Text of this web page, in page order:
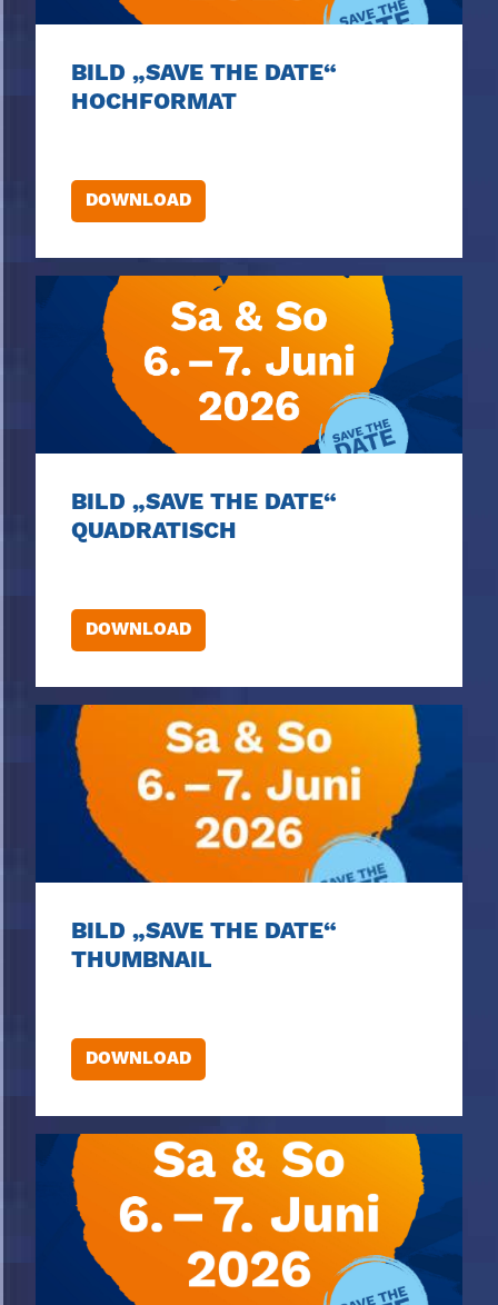
BILD „SAVE THE DATE“
HOCHFORMAT
DOWNLOAD
BILD „SAVE THE DATE“
QUADRATISCH
DOWNLOAD
BILD „SAVE THE DATE“
THUMBNAIL
DOWNLOAD